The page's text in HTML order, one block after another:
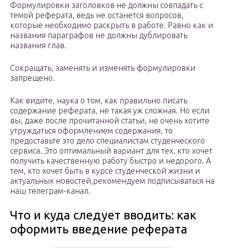
Формулировки заголовков не должны совпадать с
темой реферата, ведь не останется вопросов,
которые необходимо раскрыть в работе. Равно как и
названия параграфов не должны дублировать
названия глав.
Сокращать, заменять и изменять формулировки
запрещено.
Как видите, наука о том, как правильно писать
содержание реферата, не такая уж сложная. Но если
вы, даже после прочитанной статьи, не очень хотите
утруждаться оформлением содержания, то
предоставьте это дело специалистам студенческого
сервиса. Это оптимальный вариант для тех, кто хочет
получить качественную работу быстро и недорого. А
тем, кто хочет быть в курсе студенческой жизни и
актуальных новостей,рекомендуем подписываться на
наш телеграм-канал.
Что и куда следует вводить: как
оформить введение реферата